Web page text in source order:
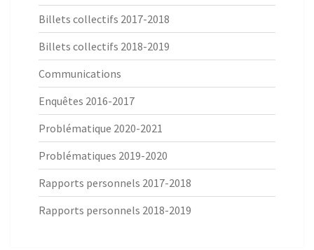
Billets collectifs 2017-2018
Billets collectifs 2018-2019
Communications
Enquêtes 2016-2017
Problématique 2020-2021
Problématiques 2019-2020
Rapports personnels 2017-2018
Rapports personnels 2018-2019